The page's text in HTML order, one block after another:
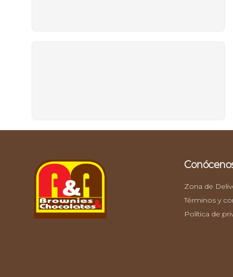
Zona de
Términos y
Política de